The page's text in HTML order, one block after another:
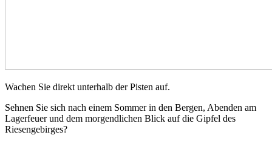
Wachen Sie direkt unterhalb der Pisten auf.
Sehnen Sie sich nach einem Sommer in den Bergen, Abenden am
Lagerfeuer und dem morgendlichen Blick auf die Gipfel des
Riesengebirges?